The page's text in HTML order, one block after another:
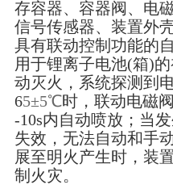
存容器、容器阀、电
信号传感器、装置外
具有联动控制功能的
用于锂离子电池(箱)
动灭火，系统探测到
65±5℃时，联动电磁
-10s内自动喷放；当
失效，无法自动和手
展至明火产生时，装
制火灾。